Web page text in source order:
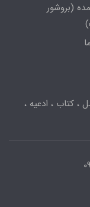
(بروشور
، کتاب ، ادعیه ،